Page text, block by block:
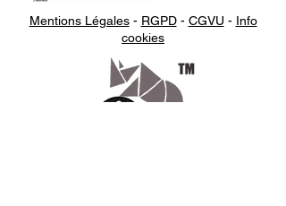
Mentions Légales- RGPD- CGVU - Info
cookies